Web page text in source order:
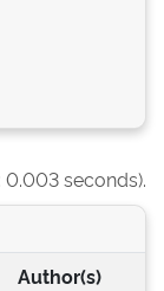
0.003 seconds).
Author(s)